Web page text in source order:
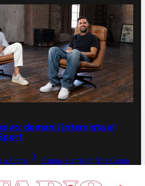
domani l'intervista al
a Como Como, è arrivato Yan Couto